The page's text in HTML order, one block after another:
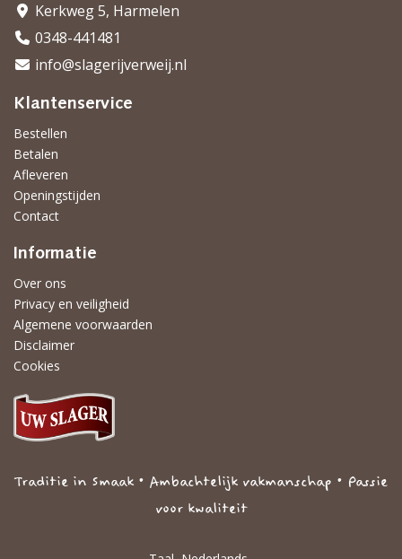
Kerkweg 5, Harmelen
0348-441481
info@slagerijverweij.nl
Klantenservice
Bestellen
Betalen
Afleveren
Openingstijden
Contact
Informatie
Over ons
Privacy en veiligheid
Algemene voorwaarden
Disclaimer
Cookies
Traditie in Smaak • Ambachtelijk vakmanschap • Passie
voor kwaliteit